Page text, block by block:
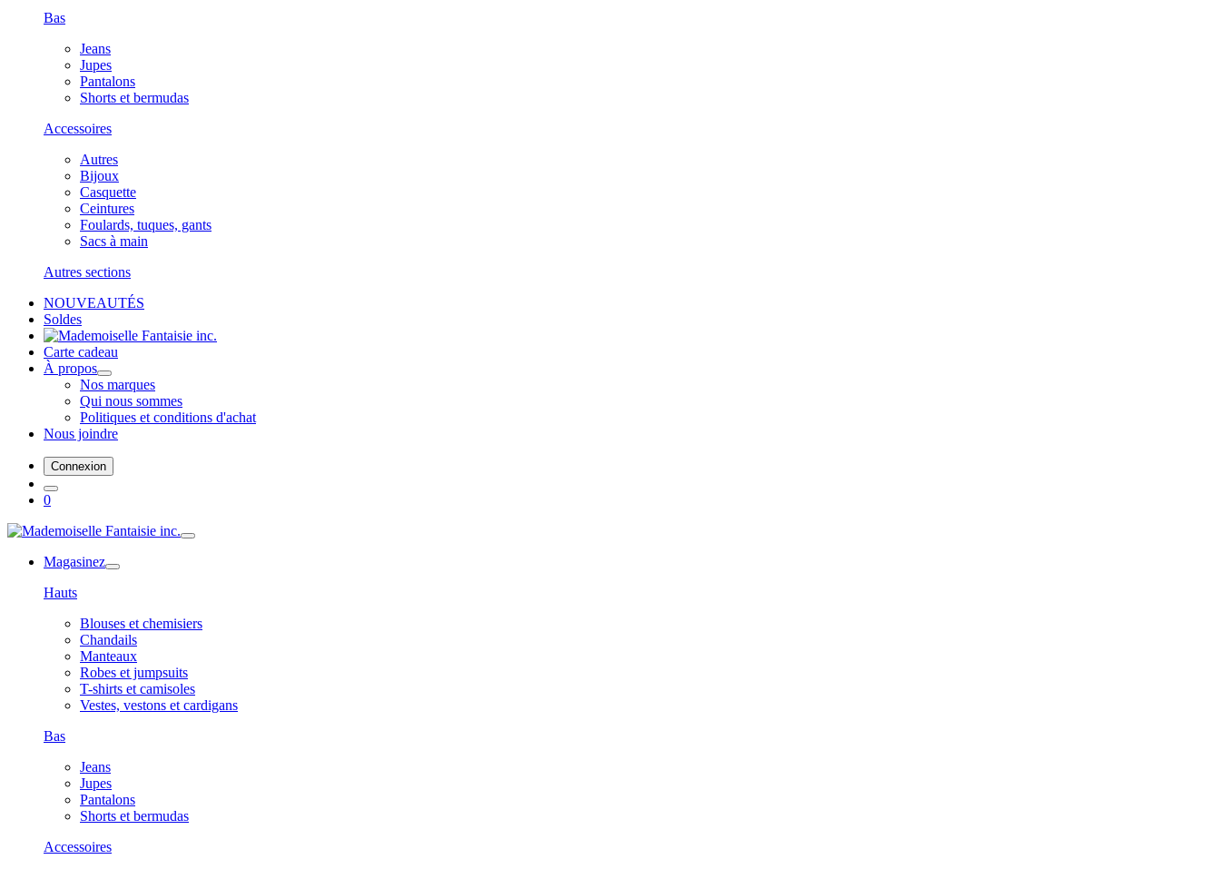
Bas
Jeans
Jupes
Pantalons
Shorts et bermudas
Accessoires
Autres
Bijoux
Casquette
Ceintures
Foulards, tuques, gants
Sacs à main
Autres sections
NOUVEAUTÉS
Soldes
Carte cadeau
À propos
Nos marques
Qui nous sommes
Politiques et conditions d'achat
Nous joindre
Connexion
0
Magasinez
Hauts
Blouses et chemisiers
Chandails
Manteaux
Robes et jumpsuits
T-shirts et camisoles
Vestes, vestons et cardigans
Bas
Jeans
Jupes
Pantalons
Shorts et bermudas
Accessoires